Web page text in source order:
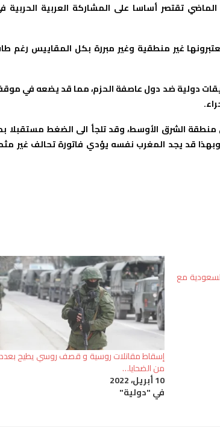
تقتصر أساسا على المشاركة العربية الحربية
غير منطقية وغير مبررة بكل المقاييس رغم
دولية ضد دول عاصفة الحزم، مما قد يضعه في
الشرق الأوسط، وقد تلجأ الى الضغط مستقبلا
قد يجد المغرب نفسه يؤدي فاتورة تحالف غير
مع
إسقاط مقاتلات روسية و قصف روسي يطيح بعدد
من الضحايا…
10 أبريل، 2022
في "دولية"